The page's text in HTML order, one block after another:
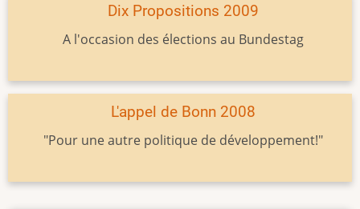
Dix Propositions 2009
A l'occasion des élections au Bundestag
L'appel de Bonn 2008
"Pour une autre politique de développement!"